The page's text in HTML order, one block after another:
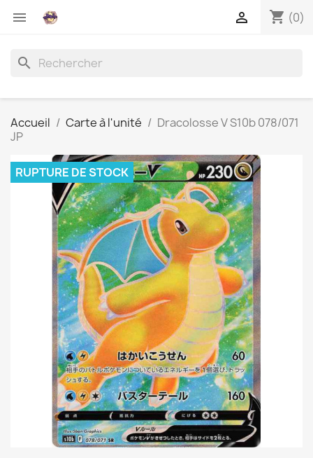
 shopping_cart (0)

search
Accueil Carte à l'unité
Dracolosse V S10b 078/071
JP
RUPTURE DE STOCK